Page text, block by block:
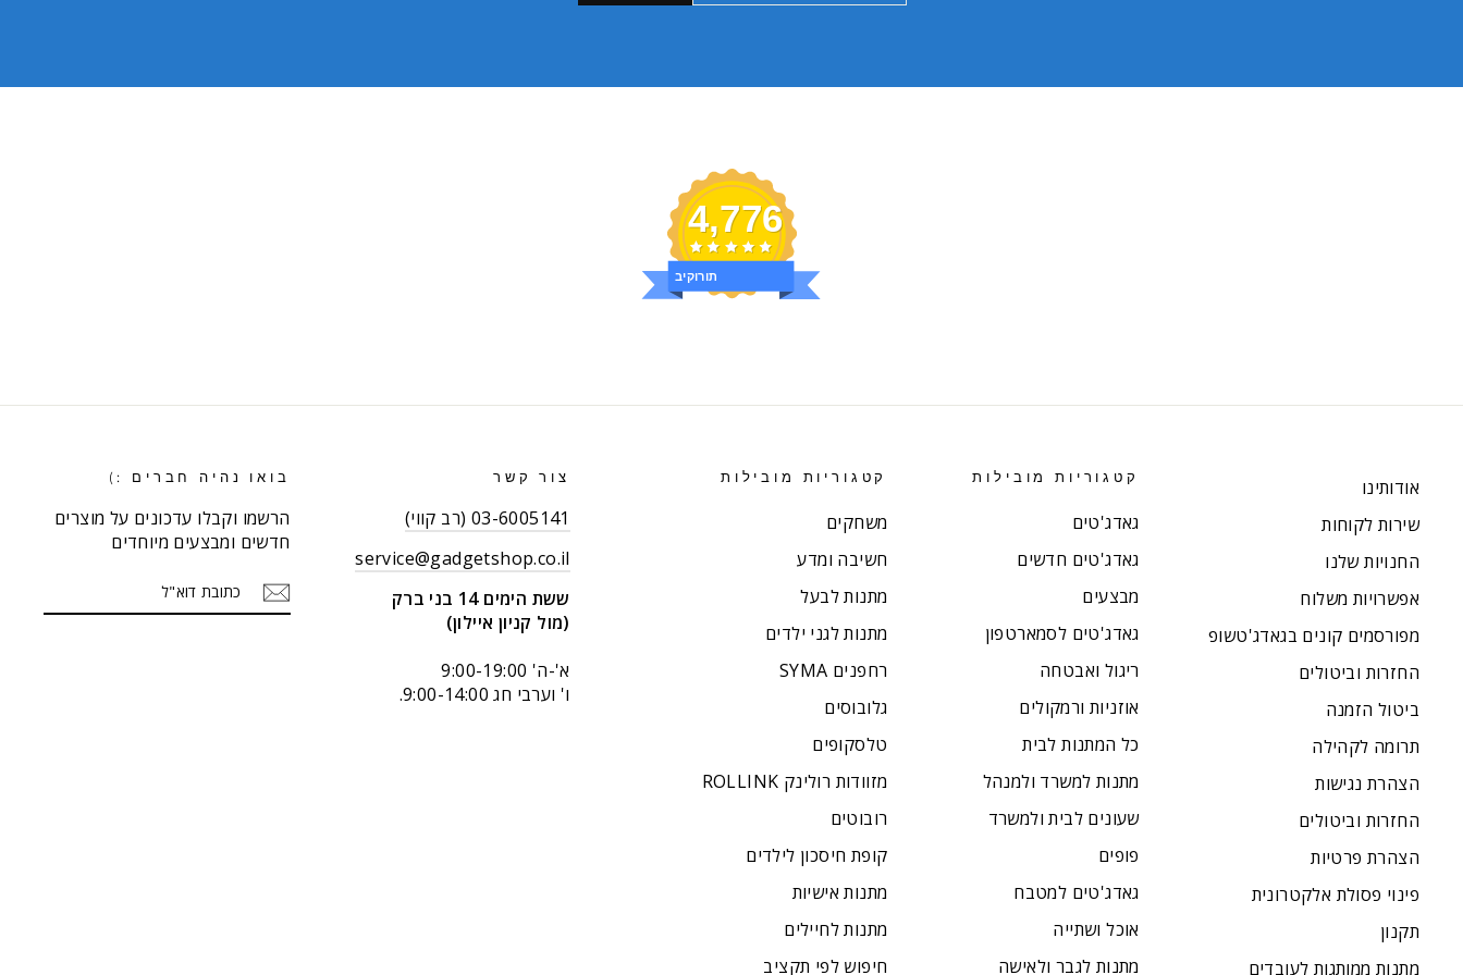
4,776
ביקורות
אודותינו
שירות לקוחות
החנויות שלנו
אפשרויות משלוח
מפורסמים קונים בגאדג'טשופ
החזרות וביטולים
ביטול הזמנה
תרומה לקהילה
הצהרת נגישות
החזרות וביטולים
הצהרת פרטיות
פינוי פסולת אלקטרונית
תקנון
מתנות ממותגות לעובדים
קטגוריות מובילות
גאדג'טים
גאדג'טים חדשים
מבצעים
גאדג'טים לסמארטפון
ריגול ואבטחה
אוזניות ורמקולים
כל המתנות לבית
מתנות למשרד ולמנהל
שעונים לבית ולמשרד
פופים
גאדג'טים למטבח
אוכל ושתייה
מתנות לגבר ולאישה
קטגוריות מובילות
משחקים
חשיבה ומדע
מתנות לבעל
מתנות לגני ילדים
רחפנים SYMA
גלובוסים
טלסקופים
מזוודות רולינק ROLLINK
רובוטים
קופת חיסכון לילדים
מתנות אישיות
מתנות לחיילים
חיפוש לפי תקציב
צור קשר
03-6005141 (רב קווי)
service@gadgetshop.co.il
ששת הימים 14 בני ברק
(מול קניון איילון)
א'-ה' 9:00-19:00
ו' וערבי חג 9:00-14:00.
בואו נהיה חברים :)
הרשמו וקבלו עדכונים על מוצרים
חדשים ומבצעים מיוחדים
דוא"ל